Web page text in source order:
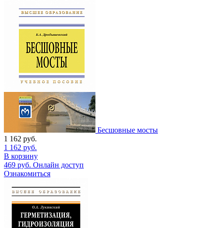
Бесшовные мосты
1 162 руб.
1 162 руб.
В корзину
469 руб. Онлайн доступ
Ознакомиться